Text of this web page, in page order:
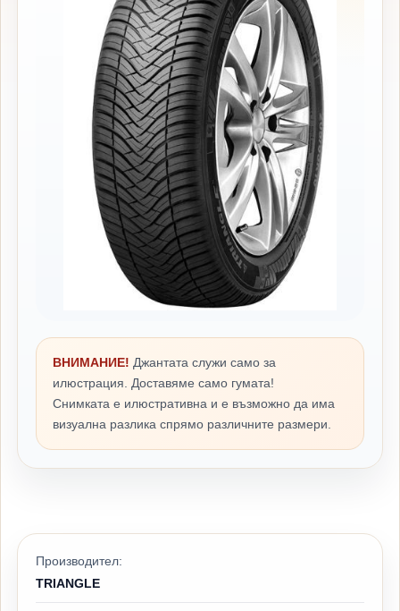
ВНИМАНИЕ! Джантата служи само за
илюстрация. Доставяме само гумата!
Снимката е илюстративна и е възможно да има
визуална разлика спрямо различните размери.
Производител:
TRIANGLE